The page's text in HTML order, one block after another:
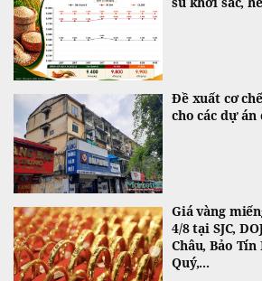
Đề xuất cơ
cho các dự
Giá vàng
4/8 tại SJC,
Châu, Bảo
Quý,...